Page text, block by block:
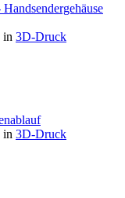
in 3D-Druck
in 3D-Druck